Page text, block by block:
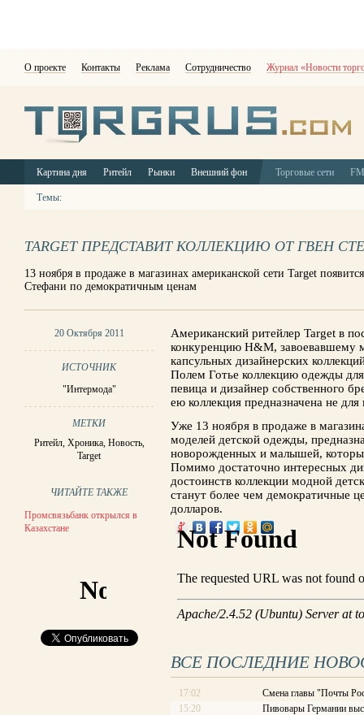
О проекте Контакты Реклама Сотрудничество Журнал «Новости
Картина дня Ритейл Рынки Внешний фон Торговые сети
Темы:
TARGET ПРЕДСТАВИТ КОЛЛЕКЦИЮ ОТ ГВЕН
13 ноября в продаже в магазинах американской сети Target
Стефани по демократичным ценам
20 Октября 2011
ИСТОЧНИК
"Интермода"
МЕТКИ
Ритейл, Хроника, Новость,
Target
ЧИТАЙТЕ ТАКЖЕ
Промсвязьбанк открылся в
Казахстане
Американский ритейлер Target в
конкуренцию H&M, завоевавшему
капсульных дизайнерских
Полем Готье коллекцию одежды
певица и дизайнер собственного
ею коллекция предназначена не
Уже 13 ноября в продаже в
моделей детской одежды,
новорожденных и малышей,
Помимо достаточно интересных
достоинств коллекции модной
станут более чем демократичные
долларов.
ВСЕ ПОСЛЕДНИЕ
17:02
Смена главы "Почты
15:20
Пивовары Германии